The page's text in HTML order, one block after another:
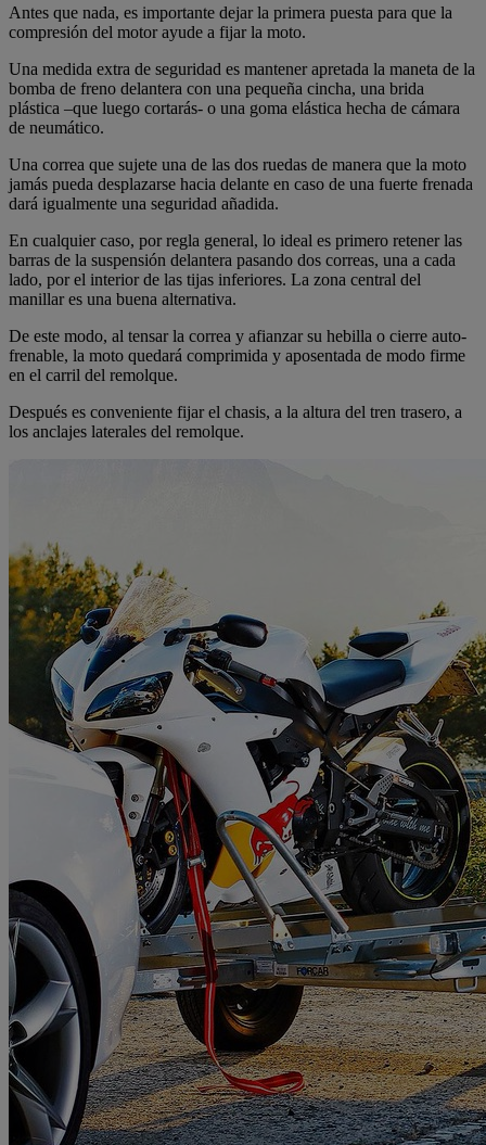
Antes que nada, es importante dejar la primera puesta para que la
compresión del motor ayude a fijar la moto.
Una medida extra de seguridad es mantener apretada la maneta de la
bomba de freno delantera con una pequeña cincha, una brida
plástica –que luego cortarás- o una goma elástica hecha de cámara
de neumático.
Una correa que sujete una de las dos ruedas de manera que la moto
jamás pueda desplazarse hacia delante en caso de una fuerte frenada
dará igualmente una seguridad añadida.
En cualquier caso, por regla general, lo ideal es primero retener las
barras de la suspensión delantera pasando dos correas, una a cada
lado, por el interior de las tijas inferiores. La zona central del
manillar es una buena alternativa.
De este modo, al tensar la correa y afianzar su hebilla o cierre auto-
frenable, la moto quedará comprimida y aposentada de modo firme
en el carril del remolque.
Después es conveniente fijar el chasis, a la altura del tren trasero, a
los anclajes laterales del remolque.